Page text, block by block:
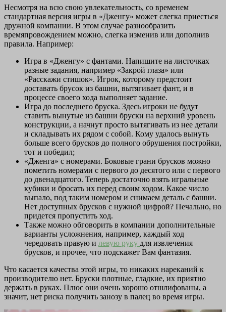
Несмотря на всю свою увлекательность, со временем
стандартная версия игры в «Дженгу» может слегка приесться
дружной компании. В этом случае разнообразить
времяпровождением можно, слегка изменив или дополнив
правила. Например:
Игра в «Дженгу» с фантами. Напишите на листочках
разные задания, например «Закрой глаза» или
«Расскажи стишок». Игрок, которому предстоит
доставать брусок из башни, вытягивает фант, и в
процессе своего хода выполняет задание.
Игра до последнего бруска. Здесь игроки не будут
ставить вынутые из башни бруски на верхний уровень
конструкции, а начнут просто вытягивать из нее детали
и складывать их рядом с собой. Кому удалось вынуть
больше всего брусков до полного обрушения постройки,
тот и победил;
«Дженга» с номерами. Боковые грани брусков можно
пометить номерами с первого до десятого или с первого
до двенадцатого. Теперь достаточно взять игральные
кубики и бросать их перед своим ходом. Какое число
выпало, под таким номером и снимаем деталь с башни.
Нет доступных брусков с нужной цифрой? Печально, но
придется пропустить ход.
Также можно обговорить в компании дополнительные
варианты усложнения, например, каждый ход
чередовать правую и левую руку для извлечения
брусков, и прочее, что подскажет Вам фантазия.
Что касается качества этой игры, то никаких нареканий к
производителю нет. Бруски плотные, гладкие, их приятно
держать в руках. Плюс они очень хорошо отшлифованы, а
значит, нет риска получить занозу в палец во время игры.